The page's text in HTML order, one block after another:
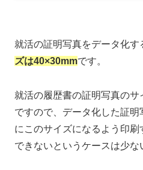
就活の証明写真をデータ化す
ズは40×30mmです。
就活の履歴書の証明写真の
ですので、データ化した証
にこのサイズになるよう印
できないというケースは少な